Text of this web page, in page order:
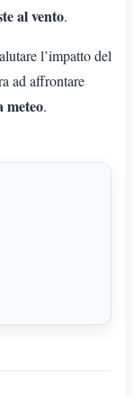
al vento.
l’impatto del
ad affrontare
meteo.